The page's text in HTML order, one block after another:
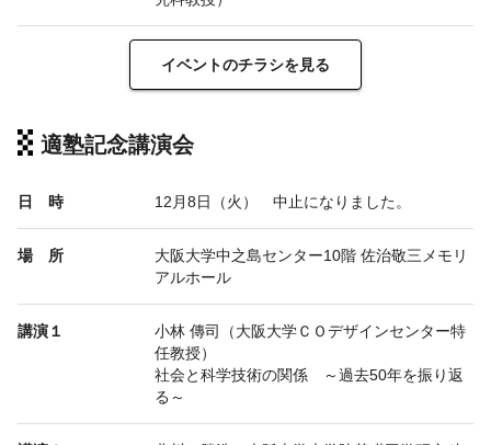
イベントのチラシを見る
適塾記念講演会
日 時 12月8日（火） 中止になりました。
場 所
大阪大学中之島センター10階 佐治敬三メモリ
アルホール
講演１
小林 傳司（大阪大学ＣＯデザインセンター特
任教授）
社会と科学技術の関係 ～過去50年を振り返
る～